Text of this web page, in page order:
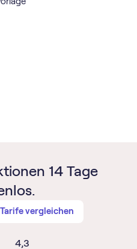
14 Tage
Tarife vergleichen
4,3